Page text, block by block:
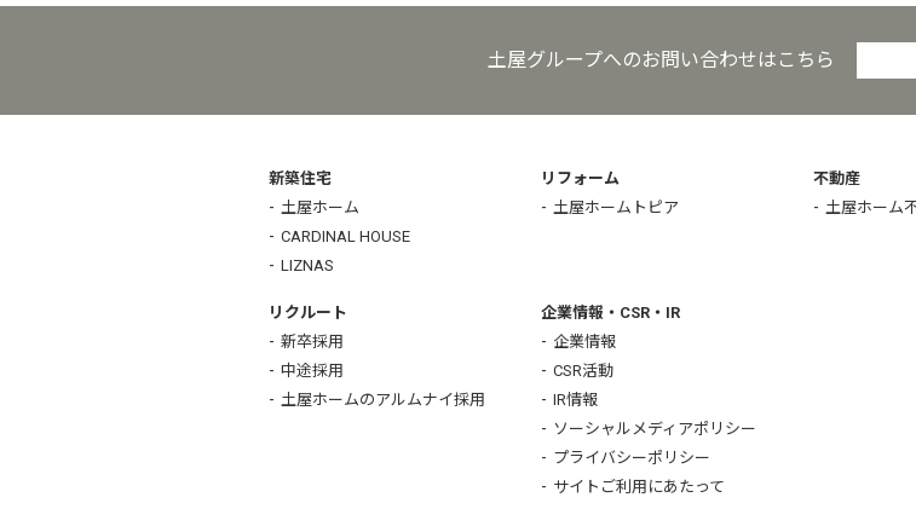
土屋グループへのお問い合わせはこちら
新築住宅
土屋ホーム
CARDINAL HOUSE
LIZNAS
リフォーム
土屋ホームトピア
不動産
土屋ホーム
リクルート
新卒採用
中途採用
土屋ホームのアルムナイ採用
企業情報・CSR・IR
企業情報
CSR活動
IR情報
ソーシャルメディアポリシー
プライバシーポリシー
サイトご利用にあたって